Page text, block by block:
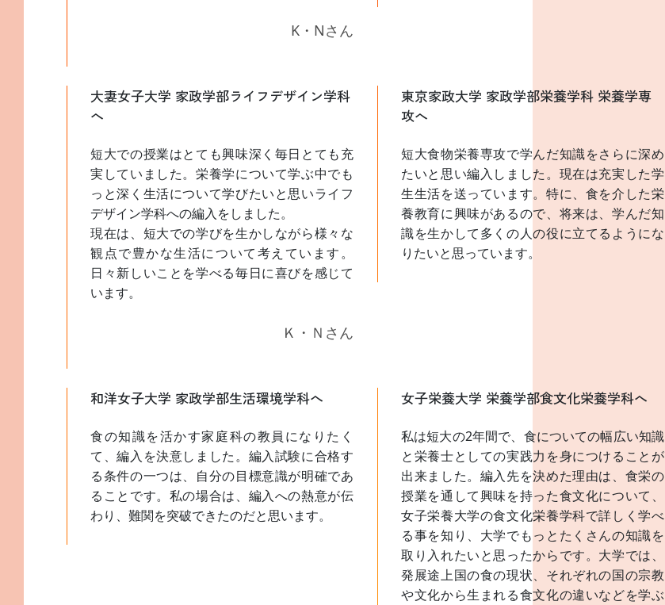
K・Nさん
大妻女子大学 家政学部ライフデザイン学科
へ
短大での授業はとても興味深く毎日とても充
実していました。栄養学について学ぶ中でも
っと深く生活について学びたいと思いライフ
デザイン学科への編入をしました。
現在は、短大での学びを生かしながら様々な
観点で豊かな生活について考えています。
日々新しいことを学べる毎日に喜びを感じて
います。
Ｋ・Ｎさん
東京家政大学 家政学部栄養学科 栄養学専
攻へ
短大食物栄養専攻で学んだ知識をさらに深め
たいと思い編入しました。現在は充実した学
生生活を送っています。特に、食を介した栄
養教育に興味があるので、将来は、学んだ知
識を生かして多くの人の役に立てるようにな
りたいと思っています。
和洋女子大学 家政学部生活環境学科へ
食の知識を活かす家庭科の教員になりたく
て、編入を決意しました。編入試験に合格す
る条件の一つは、自分の目標意識が明確であ
ることです。私の場合は、編入への熱意が伝
わり、難関を突破できたのだと思います。
女子栄養大学 栄養学部食文化栄養学科へ
私は短大の2年間で、食についての幅広い知識
と栄養士としての実践力を身につけることが
出来ました。編入先を決めた理由は、食栄の
授業を通して興味を持った食文化について、
女子栄養大学の食文化栄養学科で詳しく学べ
る事を知り、大学でもっとたくさんの知識を
取り入れたいと思ったからです。大学では、
発展途上国の食の現状、それぞれの国の宗教
や文化から生まれる食文化の違いなどを学ぶ